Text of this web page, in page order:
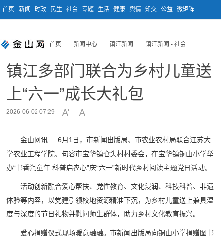
首页 新闻 时政 民生 社会 专题 生活 健康 舆情 知交 公益 微矩阵
首页 新闻中心 镇江新闻 镇江新闻 - 社会
镇江多部门联合为乡村儿童送
上“六一”成长大礼包
2026-06-02 07:29
金山网讯 6月1日，市新闻出版局、市农业农村局联合江苏大
学农业工程学院、句容市宝华镇仓头村村委会，在宝华镇铜山小学举
办“书香润童年 科普启农心”庆“六一”新时代乡村阅读主题党日活动。
活动创新融合爱心帮扶、党性教育、文化浸润、科技科普、非遗
体验等内容，以党建引领校地资源精准下沉，为乡村儿童送上兼具温
度与深度的节日礼物并慰问师生群体，助力乡村文化教育振兴。
爱心捐赠仪式现场暖意融融。市新闻出版局向铜山小学捐赠图书